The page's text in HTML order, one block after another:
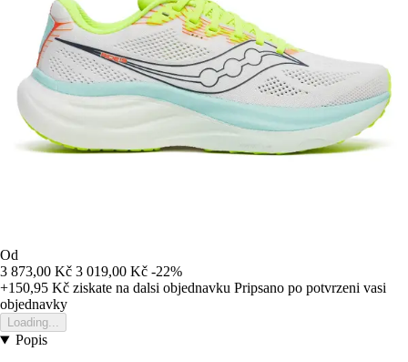
Od
3 873,00 Kč 3 019,00 Kč -22%
+150,95 Kč ziskate na dalsi objednavku Pripsano po potvrzeni vasi
objednavky
Loading...
Popis